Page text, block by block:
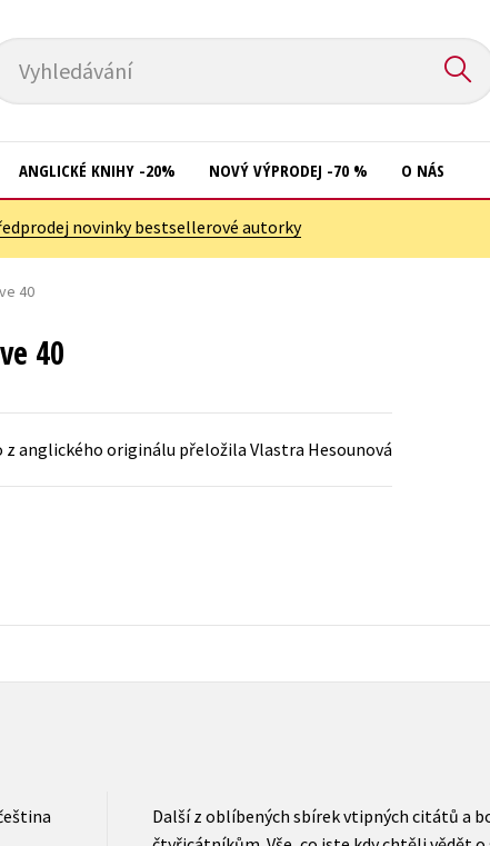
Vyhledávání
New Adult
Příroda a zahrada
Umění a kultura
Výchova a pedagogika
Zdraví a životní styl
ANGLICKÉ KNIHY -20% NOVÝ VÝPRODEJ -70 % O NÁS
novinky bestsellerové autorky
40
40
z anglického originálu přeložila Vlastra Hesounová
Další z oblíbených sbírek vtipných citátů a